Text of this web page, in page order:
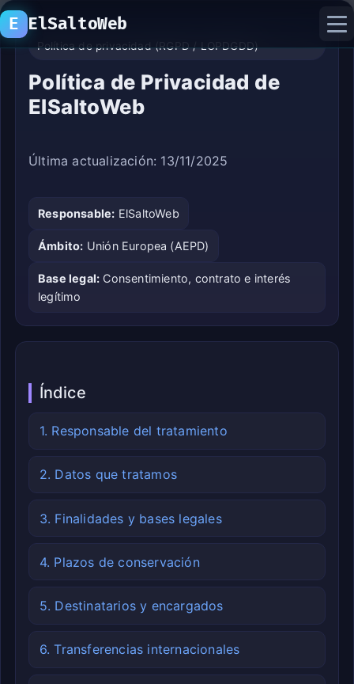
E ElSaltoWeb
inicio
recursos
Política de privacidad (RGPD / LOPDGDD)
Política de Privacidad de
ElSaltoWeb
Última actualización: 13/11/2025
Responsable: ElSaltoWeb
Ámbito: Unión Europea (AEPD)
Base legal: Consentimiento, contrato e interés
legítimo
Índice
1. Responsable del tratamiento
2. Datos que tratamos
3. Finalidades y bases legales
4. Plazos de conservación
5. Destinatarios y encargados
6. Transferencias internacionales